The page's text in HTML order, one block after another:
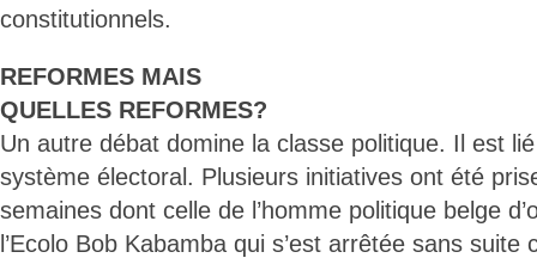
constitutionnels.
REFORMES MAIS
QUELLES REFORMES?
Un autre débat domine la classe politique. Il est
système électoral. Plusieurs initiatives ont été
semaines dont celle de l’homme politique belge
l’Ecolo Bob Kabamba qui s’est arrêtée sans suite